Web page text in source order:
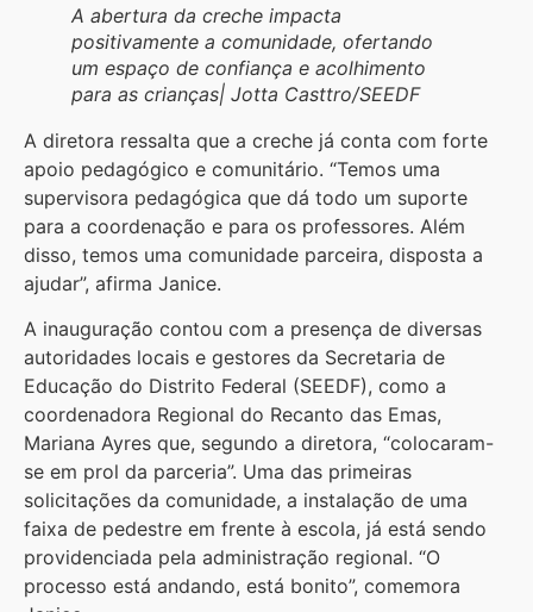
A abertura da creche impacta
positivamente a comunidade, ofertando
um espaço de confiança e acolhimento
para as crianças| Jotta Casttro/SEEDF
A diretora ressalta que a creche já conta com forte
apoio pedagógico e comunitário. “Temos uma
supervisora pedagógica que dá todo um suporte
para a coordenação e para os professores. Além
disso, temos uma comunidade parceira, disposta a
ajudar”, afirma Janice.
A inauguração contou com a presença de diversas
autoridades locais e gestores da Secretaria de
Educação do Distrito Federal (SEEDF), como a
coordenadora Regional do Recanto das Emas,
Mariana Ayres que, segundo a diretora, “colocaram-
se em prol da parceria”. Uma das primeiras
solicitações da comunidade, a instalação de uma
faixa de pedestre em frente à escola, já está sendo
providenciada pela administração regional. “O
processo está andando, está bonito”, comemora